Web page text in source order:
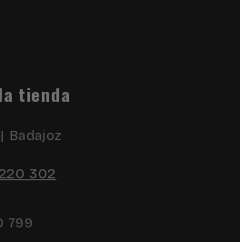
tienda
Badajoz
302
799